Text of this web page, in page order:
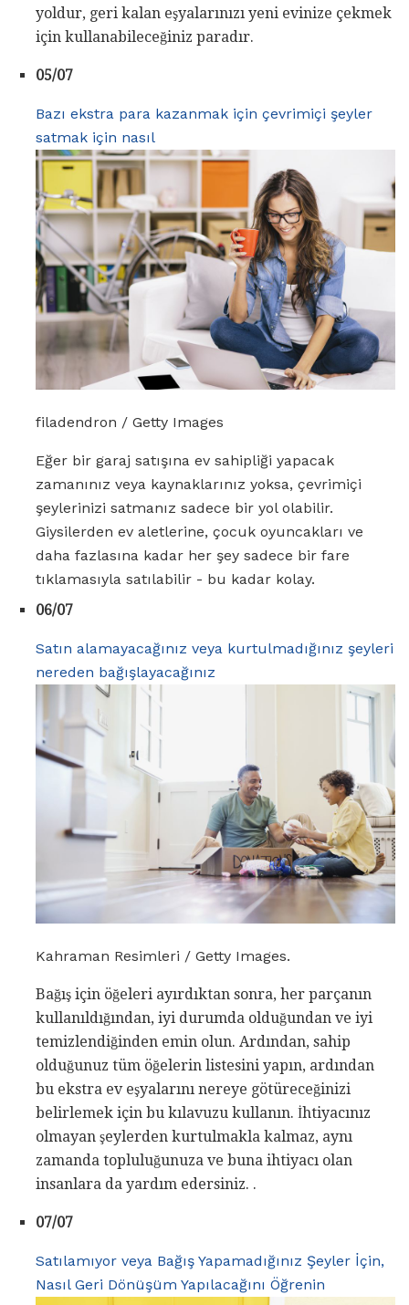
yoldur, geri kalan eşyalarınızı yeni evinize çekmek
için kullanabileceğiniz paradır.
05/07
Bazı ekstra para kazanmak için çevrimiçi şeyler
satmak için nasıl
filadendron / Getty Images
Eğer bir garaj satışına ev sahipliği yapacak
zamanınız veya kaynaklarınız yoksa, çevrimiçi
şeylerinizi satmanız sadece bir yol olabilir.
Giysilerden ev aletlerine, çocuk oyuncakları ve
daha fazlasına kadar her şey sadece bir fare
tıklamasıyla satılabilir - bu kadar kolay.
06/07
Satın alamayacağınız veya kurtulmadığınız şeyleri
nereden bağışlayacağınız
Kahraman Resimleri / Getty Images.
Bağış için öğeleri ayırdıktan sonra, her parçanın
kullanıldığından, iyi durumda olduğundan ve iyi
temizlendiğinden emin olun. Ardından, sahip
olduğunuz tüm öğelerin listesini yapın, ardından
bu ekstra ev eşyalarını nereye götüreceğinizi
belirlemek için bu kılavuzu kullanın. İhtiyacınız
olmayan şeylerden kurtulmakla kalmaz, aynı
zamanda topluluğunuza ve buna ihtiyacı olan
insanlara da yardım edersiniz. .
07/07
Satılamıyor veya Bağış Yapamadığınız Şeyler İçin,
Nasıl Geri Dönüşüm Yapılacağını Öğrenin